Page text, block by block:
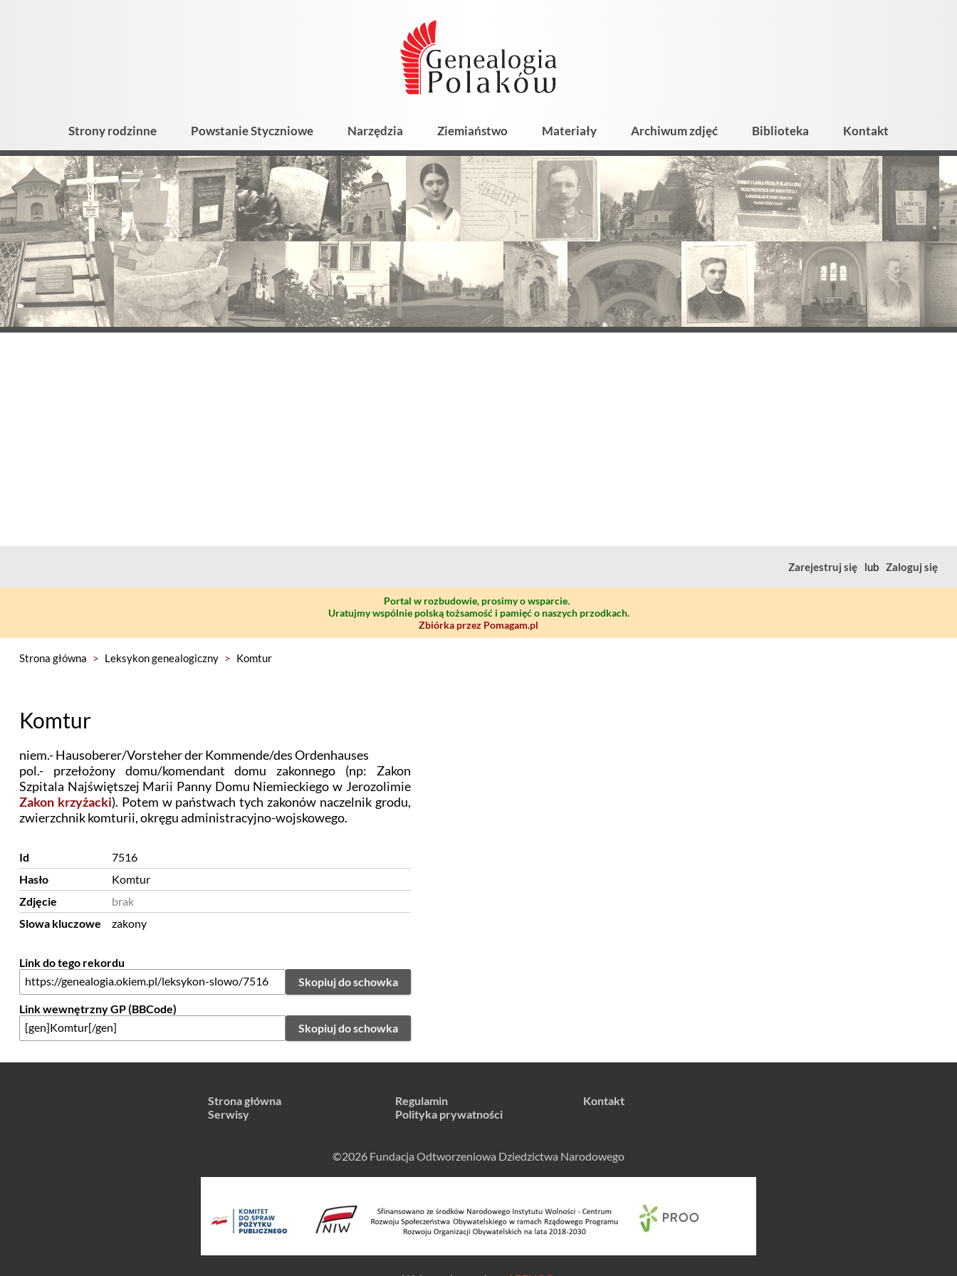
Strony rodzinne Powstanie Styczniowe Narzędzia Ziemiaństwo Materiały Archiwum zdjęć Biblioteka Kontakt
Zarejestruj się lub Zaloguj się
Portal w rozbudowie, prosimy o wsparcie.
Uratujmy wspólnie polską tożsamość i pamięć o naszych przodkach.
Zbiórka przez Pomagam.pl
Strona główna > Leksykon genealogiczny > Komtur
Komtur
niem.- Hausoberer/Vorsteher der Kommende/des Ordenhauses
pol.- przełożony domu/komendant domu zakonnego (np: Zakon
Szpitala Najświętszej Marii Panny Domu Niemieckiego w Jerozolimie
Zakon krzyżacki). Potem w państwach tych zakonów naczelnik grodu,
zwierzchnik komturii, okręgu administracyjno-wojskowego.
Id
7516
Hasło
Komtur
Zdjęcie
brak
Slowa kluczowe
zakony
Link do tego rekordu
Skopiuj do schowka
Link wewnętrzny GP (BBCode)
Skopiuj do schowka
Strona główna
Serwisy
Regulamin
Polityka prywatności
Kontakt
©2026 Fundacja Odtworzeniowa Dziedzictwa Narodowego